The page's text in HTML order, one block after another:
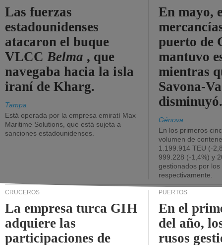
Las fuerzas
estadounidenses
atacaron el buque
VLCCBelma , que
navegaba hacia la isla
iraní de Kharg.
Tampa
Está operada por la empresa emiratí Max
Maritime Solutions, que está sujeta a
sanciones estadounidenses.
En mayo,
puerto de
mantuvo
mientras
Savona-
Génova
En los primeros
volumen de
1.199.914 TEU (-
999.228 (-1,4%) y
gestionados por
respectivamente.
CRUCEROS
La empresa turca GIH
adquiere las
participaciones de
PUERTOS
En el
del año,
rusos